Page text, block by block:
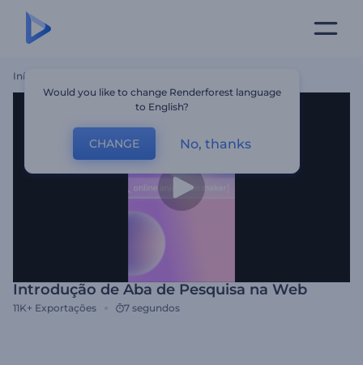
Início
Introdução de Aba de Pesquisa na Web
11K+ Exportações 7 segundos
Would you like to change Renderforest language
to English?
CHANGE No, thanks